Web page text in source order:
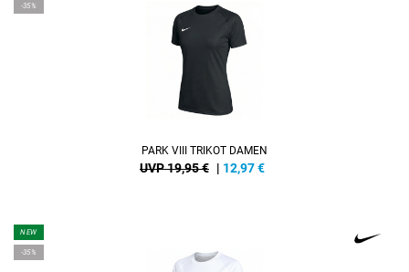
-35%
PARK VIII TRIKOT DAMEN
UVP 19,95 € | 12,97€
NEW
-35%